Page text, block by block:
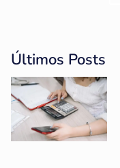
Últimos Posts